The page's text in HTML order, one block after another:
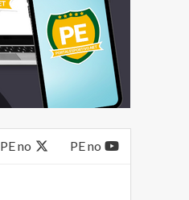
PE no PE no